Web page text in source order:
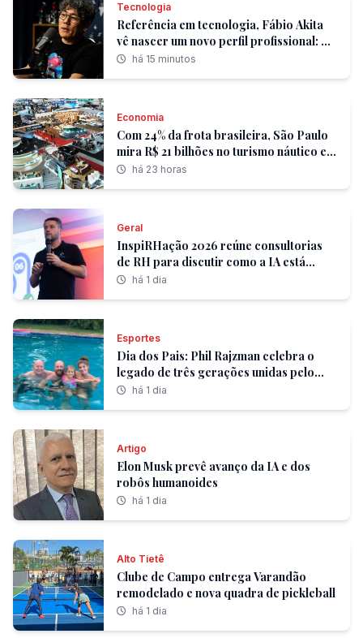
Tecnologia
Referência em tecnologia, Fábio Akita
vê nascer um novo perfil profissional: o
orquestrador de agentes de IA
há 15 minutos
Economia
Com 24% da frota brasileira, São Paulo
mira R$ 21 bilhões no turismo náutico e
sedia maior palco de negócios do setor
há 23 horas
Geral
InspiRHação 2026 reúne consultorias
de RH para discutir como a IA está
mudando a forma de contratar
há 1 dia
Esportes
Dia dos Pais: Phil Rajzman celebra o
legado de três gerações unidas pelo
esporte e pelos valores
há 1 dia
Artigo
Elon Musk prevê avanço da IA e dos
robôs humanoides
há 1 dia
Alto Tietê
Clube de Campo entrega Varandão
remodelado e nova quadra de pickleball
há 1 dia